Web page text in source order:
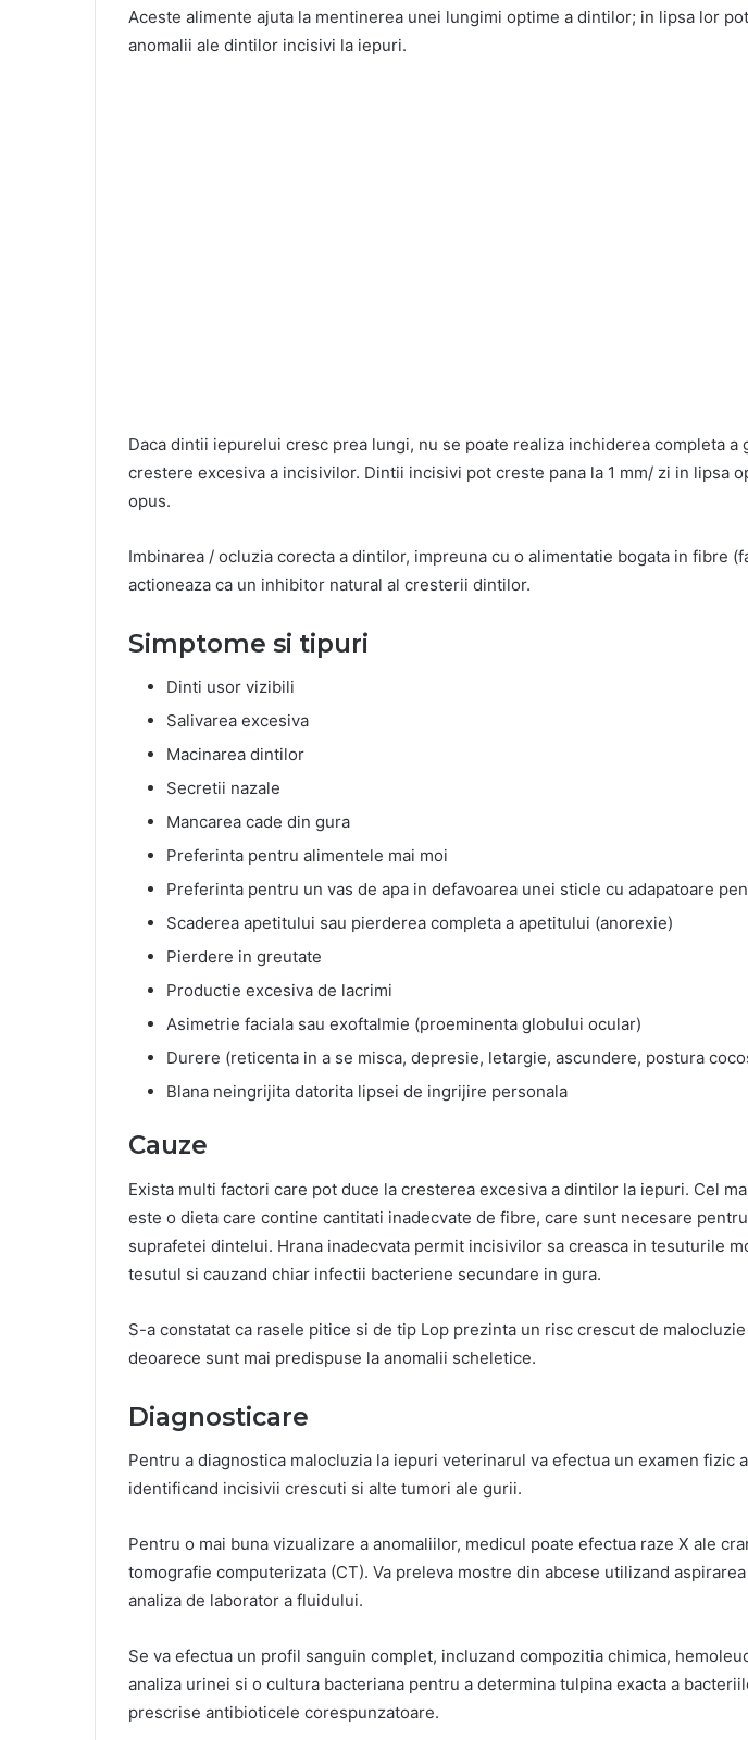
Aceste alimente ajuta la mentinerea unei lungimi optime a dintilor; in lipsa lor
anomalii ale dintilor incisivi la iepuri.
Daca dintii iepurelui cresc prea lungi, nu se poate realiza inchiderea completa a
crestere excesiva a incisivilor. Dintii incisivi pot creste pana la 1 mm/ zi in lipsa
opus.
Imbinarea / ocluzia corecta a dintilor, impreuna cu o alimentatie bogata in fibre
actioneaza ca un inhibitor natural al cresterii dintilor.
Simptome si tipuri
Dinti usor vizibili
Salivarea excesiva
Macinarea dintilor
Secretii nazale
Mancarea cade din gura
Preferinta pentru alimentele mai moi
Preferinta pentru un vas de apa in defavoarea unei sticle cu adapatoare
Scaderea apetitului sau pierderea completa a apetitului (anorexie)
Pierdere in greutate
Productie excesiva de lacrimi
Asimetrie faciala sau exoftalmie (proeminenta globului ocular)
Durere (reticenta in a se misca, depresie, letargie, ascundere, postura
Blana neingrijita datorita lipsei de ingrijire personala
Cauze
Exista multi factori care pot duce la cresterea excesiva a dintilor la iepuri. Cel
este o dieta care contine cantitati inadecvate de fibre, care sunt necesare
suprafetei dintelui. Hrana inadecvata permit incisivilor sa creasca in tesuturile
tesutul si cauzand chiar infectii bacteriene secundare in gura.
S-a constatat ca rasele pitice si de tip Lop prezinta un risc crescut de
deoarece sunt mai predispuse la anomalii scheletice.
Diagnosticare
Pentru a diagnostica malocluzia la iepuri veterinarul va efectua un examen fizic
identificand incisivii crescuti si alte tumori ale gurii.
Pentru o mai buna vizualizare a anomaliilor, medicul poate efectua raze X ale
tomografie computerizata (CT). Va preleva mostre din abcese utilizand
analiza de laborator a fluidului.
Se va efectua un profil sanguin complet, incluzand compozitia chimica,
analiza urinei si o cultura bacteriana pentru a determina tulpina exacta a
prescrise antibioticele corespunzatoare.